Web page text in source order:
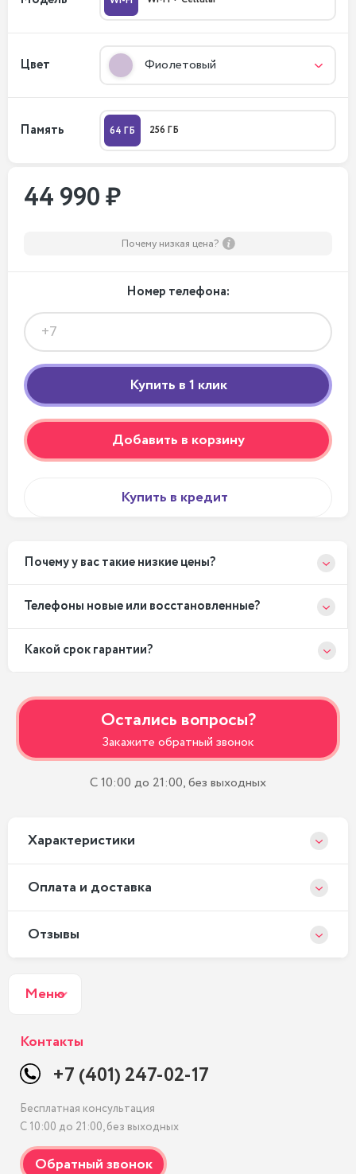
Цвет Фиолетовый
Память 64 ГБ 256 ГБ
44 990 ₽
Почему низкая цена?
Номер телефона:
Добавить в корзину
Купить в кредит
Почему у вас такие низкие цены?
Телефоны новые или восстановленные?
Какой срок гарантии?
Остались вопросы?
Закажите обратный звонок
С 10:00 до 21:00, без выходных
Xарактеристики
Оплата и доставка
Отзывы
Меню
Контакты
+7 (401) 247-02-17
Бесплатная консультация
С 10:00 до 21:00, без выходных